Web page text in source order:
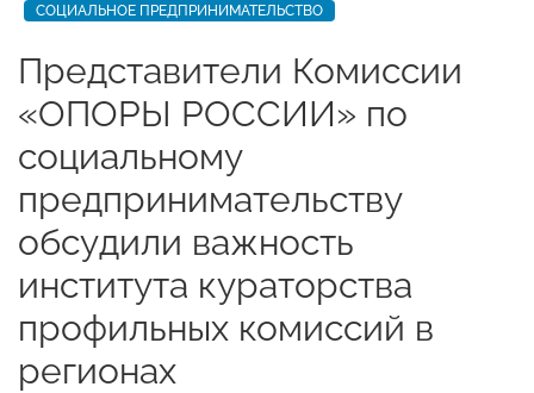
СОЦИАЛЬНОЕ ПРЕДПРИНИМАТЕЛЬСТВО
Представители Комиссии
«ОПОРЫ РОССИИ» по
социальному
предпринимательству
обсудили важность
института кураторства
профильных комиссий в
регионах